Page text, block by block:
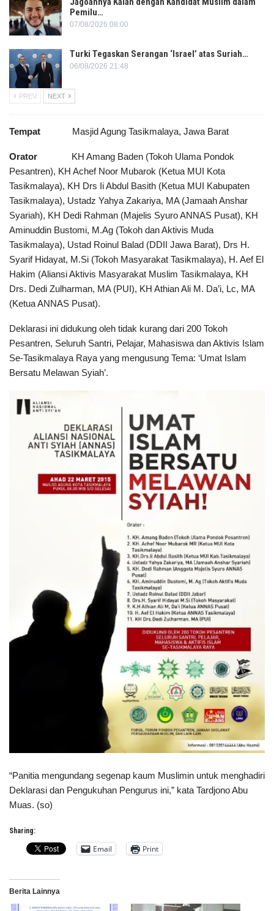
Pemilu…
07/08/2026 08:00
Turki Tegaskan Serangan ‘Israel’ atas Suriah…
06/08/2026 21:48
PREV NEXT
Tempat Masjid Agung Tasikmalaya, Jawa Barat
Orator KH Amang Baden (Tokoh Ulama Pondok
Pesantren), KH Achef Noor Mubarok (Ketua MUI Kota
Tasikmalaya), KH Drs Ii Abdul Basith (Ketua MUI Kabupaten
Tasikmalaya), Ustadz Yahya Zakariya, MA (Jamaah Anshar
Syariah), KH Dedi Rahman (Majelis Syuro ANNAS Pusat), KH
Aminuddin Bustomi, M.Ag (Tokoh dan Aktivis Muda
Tasikmalaya), Ustad Roinul Balad (DDII Jawa Barat), Drs H.
Syarif Hidayat, M.Si (Tokoh Masyarakat Tasikmalaya), H. Aef El
Hakim (Aliansi Aktivis Masyarakat Muslim Tasikmalaya, KH
Drs. Dedi Zulharman, MA (PUI), KH Athian Ali M. Da’i, Lc, MA
(Ketua ANNAS Pusat).
Deklarasi ini didukung oleh tidak kurang dari 200 Tokoh
Pesantren, Seluruh Santri, Pelajar, Mahasiswa dan Aktivis Islam
Se-Tasikmalaya Raya yang mengusung Tema: ‘Umat Islam
Bersatu Melawan Syiah’.
“Panitia mengundang segenap kaum Muslimin untuk menghadiri
Deklarasi dan Pengukuhan Pengurus ini,” kata Tardjono Abu
Muas. (so)
Sharing:
Email Print
Berita Lainnya